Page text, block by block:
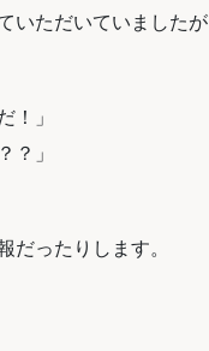
いただいていましたが
！」
？」
だったりします。